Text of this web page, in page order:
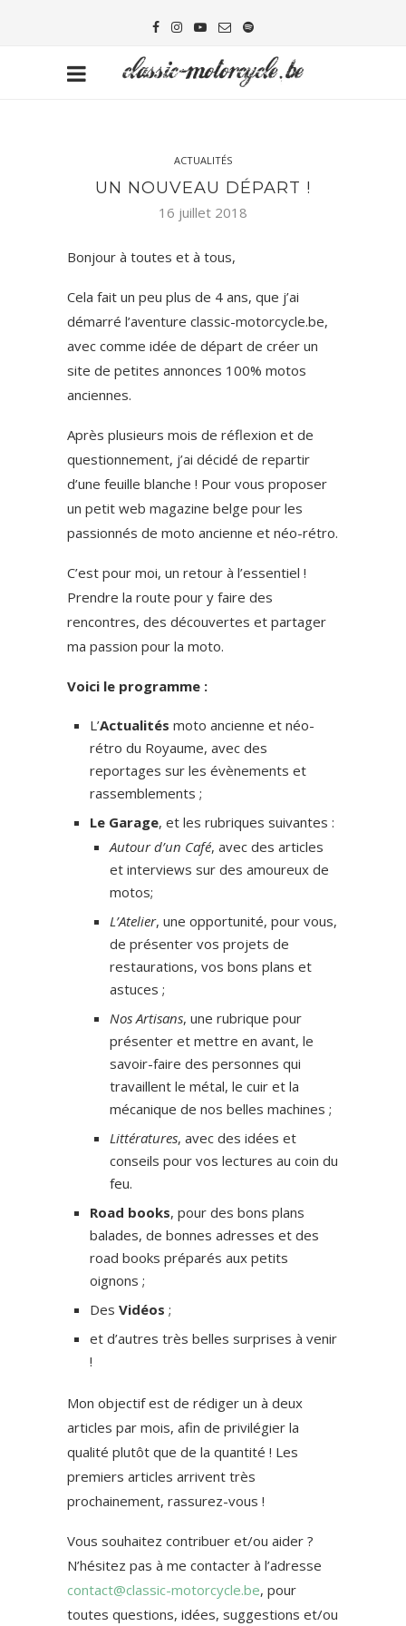
ACTUALITÉS
UN NOUVEAU DÉPART !
16 juillet 2018
Bonjour à toutes et à tous,
Cela fait un peu plus de 4 ans, que j’ai
démarré l’aventure classic-motorcycle.be,
avec comme idée de départ de créer un
site de petites annonces 100% motos
anciennes.
Après plusieurs mois de réflexion et de
questionnement, j’ai décidé de repartir
d’une feuille blanche ! Pour vous proposer
un petit web magazine belge pour les
passionnés de moto ancienne et néo-rétro.
C’est pour moi, un retour à l’essentiel !
Prendre la route pour y faire des
rencontres, des découvertes et partager
ma passion pour la moto.
Voici le programme :
L’Actualités moto ancienne et néo-
rétro du Royaume, avec des
reportages sur les évènements et
rassemblements ;
Le Garage, et les rubriques suivantes :
Autour d’un Café, avec des articles
et interviews sur des amoureux de
motos;
L’Atelier, une opportunité, pour vous,
de présenter vos projets de
restaurations, vos bons plans et
astuces ;
Nos Artisans, une rubrique pour
présenter et mettre en avant, le
savoir-faire des personnes qui
travaillent le métal, le cuir et la
mécanique de nos belles machines ;
Littératures, avec des idées et
conseils pour vos lectures au coin du
feu.
Road books, pour des bons plans
balades, de bonnes adresses et des
road books préparés aux petits
oignons ;
Des Vidéos ;
et d’autres très belles surprises à venir
!
Mon objectif est de rédiger un à deux
articles par mois, afin de privilégier la
qualité plutôt que de la quantité ! Les
premiers articles arrivent très
prochainement, rassurez-vous !
Vous souhaitez contribuer et/ou aider ?
N’hésitez pas à me contacter à l’adresse
contact@classic-motorcycle.be, pour
toutes questions, idées, suggestions et/ou